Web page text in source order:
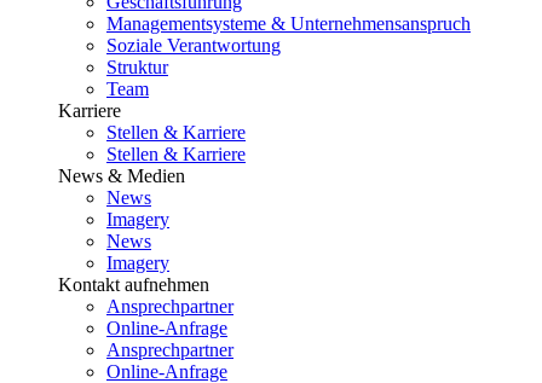
Managementsysteme & Unternehmensanspruch
Soziale Verantwortung
Struktur
Team
Karriere
Stellen & Karriere
Stellen & Karriere
News & Medien
News
Imagery
News
Imagery
Kontakt aufnehmen
Ansprechpartner
Online-Anfrage
Ansprechpartner
Online-Anfrage